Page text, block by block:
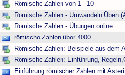
Römische Zahlen von 1 - 10
Römische Zahlen - Umwandeln Üben
Römische Zahlen - Übungen online
römische Zahlen über 4000
Römische Zahlen: Beispiele aus dem
Römische Zahlen: Einführung,
Einführung römischer Zahlen mit